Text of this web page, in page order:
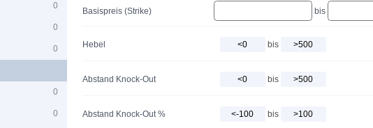
0
0
0
0
0
Basispreis (Strike) bis
Hebel bis
Abstand Knock-Out bis
Abstand Knock-Out % bis